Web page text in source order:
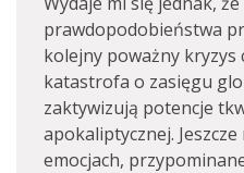
prawdopodobieństwa
kolejny poważny kryzys
katastrofa o zasięgu
zaktywizują potencje
apokaliptycznej.
emocjach,